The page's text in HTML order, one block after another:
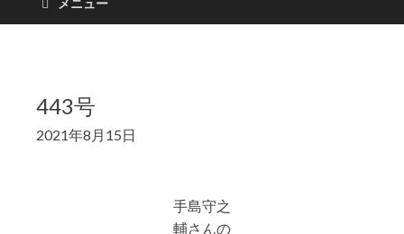
メニュー
443号
2021年8月15日
手島守之
輔さんの